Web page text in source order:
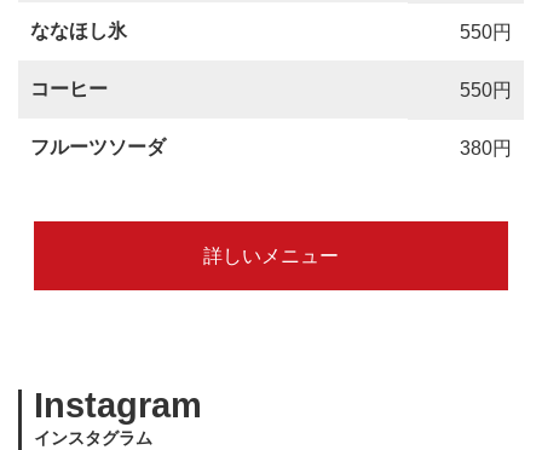
ななほし氷 550円
コーヒー 550円
フルーツソーダ 380円
詳しいメニュー
Instagram
インスタグラム